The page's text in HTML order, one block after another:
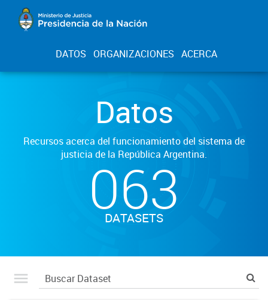
DATOS ORGANIZACIONES ACERCA
Datos
Recursos acerca del funcionamiento del sistema de
justicia de la República Argentina.
063
DATASETS